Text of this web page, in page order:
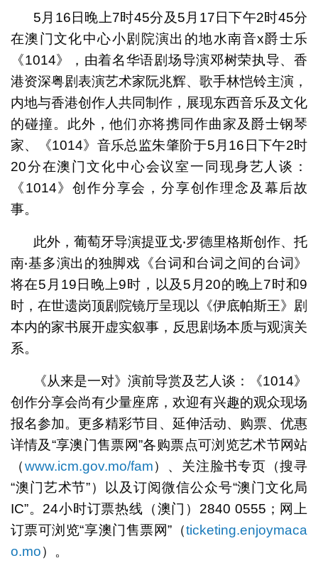
5月16日晚上7时45分及5月17日下午2时45分
在澳门文化中心小剧院演出的地水南音x爵士乐
《1014》，由着名华语剧场导演邓树荣执导、香
港资深粤剧表演艺术家阮兆辉、歌手林恺铃主演，
内地与香港创作人共同制作，展现东西音乐及文化
的碰撞。此外，他们亦将携同作曲家及爵士钢琴
家、《1014》音乐总监朱肇阶于5月16日下午2时
20分在澳门文化中心会议室一同现身艺人谈：
《1014》创作分享会，分享创作理念及幕后故
事。
此外，葡萄牙导演提亚戈‧罗德里格斯创作、托
南‧基多演出的独脚戏《台词和台词之间的台词》
将在5月19日晚上9时，以及5月20的晚上7时和9
时，在世遗岗顶剧院镜厅呈现以《伊底帕斯王》剧
本内的家书展开虚实叙事，反思剧场本质与观演关
系。
《从来是一对》演前导赏及艺人谈：《1014》
创作分享会尚有少量座席，欢迎有兴趣的观众现场
报名参加。更多精彩节目、延伸活动、购票、优惠
详情及“享澳门售票网”各购票点可浏览艺术节网站
（www.icm.gov.mo/fam）、关注脸书专页（搜寻
“澳门艺术节”）以及订阅微信公众号“澳门文化局
IC”。24小时订票热线（澳门）2840 0555；网上
订票可浏览“享澳门售票网”（ticketing.enjoymaca
o.mo）。